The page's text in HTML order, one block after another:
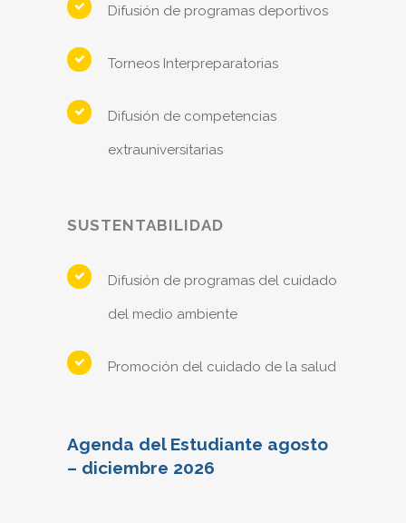
Difusión de programas deportivos
Torneos Interpreparatorias
Difusión de competencias
extrauniversitarias
SUSTENTABILIDAD
Difusión de programas del cuidado
del medio ambiente
Promoción del cuidado de la salud
Agenda del Estudiante agosto
– diciembre 2026